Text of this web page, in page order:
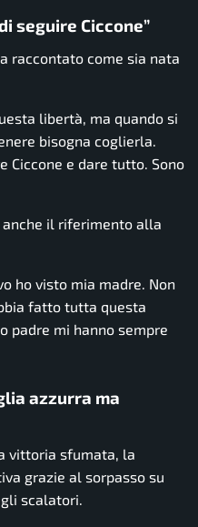
seguire Ciccone”
raccontato come sia nata
libertà, ma quando si
bisogna coglierla.
Ciccone e dare tutto. Sono
il riferimento alla
ho visto mia madre. Non
fatto tutta questa
padre mi hanno sempre
azzurra ma
vittoria sfumata, la
grazie al sorpasso su
scalatori.